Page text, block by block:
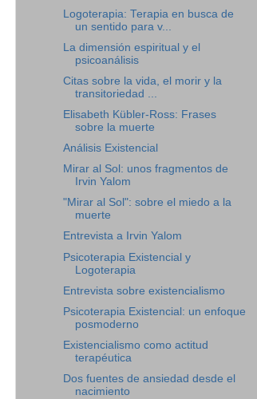
Logoterapia: Terapia en busca de
un sentido para v...
La dimensión espiritual y el
psicoanálisis
Citas sobre la vida, el morir y la
transitoriedad ...
Elisabeth Kübler-Ross: Frases
sobre la muerte
Análisis Existencial
Mirar al Sol: unos fragmentos de
Irvin Yalom
"Mirar al Sol": sobre el miedo a la
muerte
Entrevista a Irvin Yalom
Psicoterapia Existencial y
Logoterapia
Entrevista sobre existencialismo
Psicoterapia Existencial: un enfoque
posmoderno
Existencialismo como actitud
terapéutica
Dos fuentes de ansiedad desde el
nacimiento